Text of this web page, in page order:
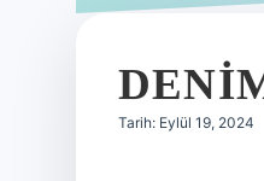
Tarih: Eylül 19, 2024